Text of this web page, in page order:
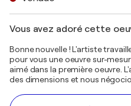
Vous avez adoré cette
Bonne nouvelle ! L'artiste
pour vous une oeuvre sur-
aimé dans la première oeuvre.
des dimensions et nous